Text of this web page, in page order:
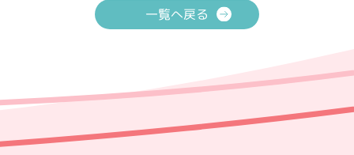
一覧へ戻る